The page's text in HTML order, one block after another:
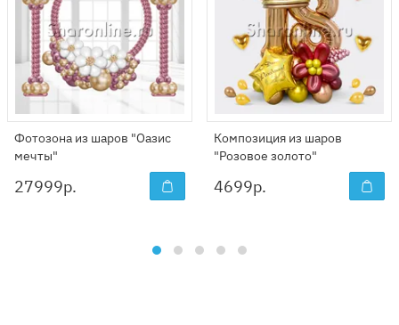
Фотозона из шаров "Оазис
мечты"
27999р.
Композиция из шаров
"Розовое золото"
4699р.